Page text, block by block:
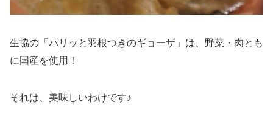
生協の「パリッと羽根つきのギョーザ」は、野菜・肉とも
に国産を使用！
それは、美味しいわけです♪